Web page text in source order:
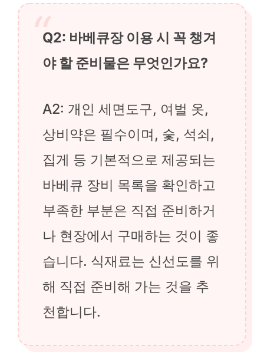
Q2: 바베큐장 이용 시 꼭 챙겨
야 할 준비물은 무엇인가요?
A2: 개인 세면도구, 여벌 옷,
상비약은 필수이며, 숯, 석쇠,
집게 등 기본적으로 제공되는
바베큐 장비 목록을 확인하고
부족한 부분은 직접 준비하거
나 현장에서 구매하는 것이 좋
습니다. 식재료는 신선도를 위
해 직접 준비해 가는 것을 추
천합니다.